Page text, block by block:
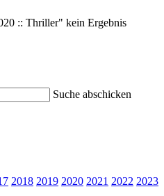
:: Thriller" kein Ergebnis
Suche abschicken
2018 2019 2020 2021 2022 2023